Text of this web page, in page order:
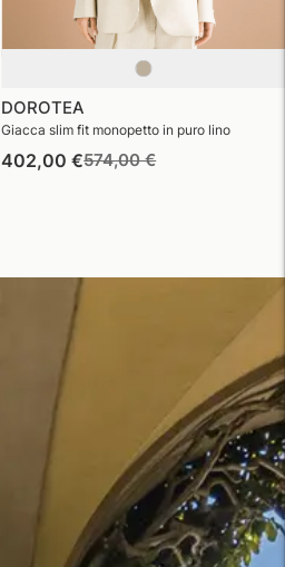
DOROTEA
Giacca slim fit monopetto in puro lino
402,00 €Prezzo
574,00 €Prezzo